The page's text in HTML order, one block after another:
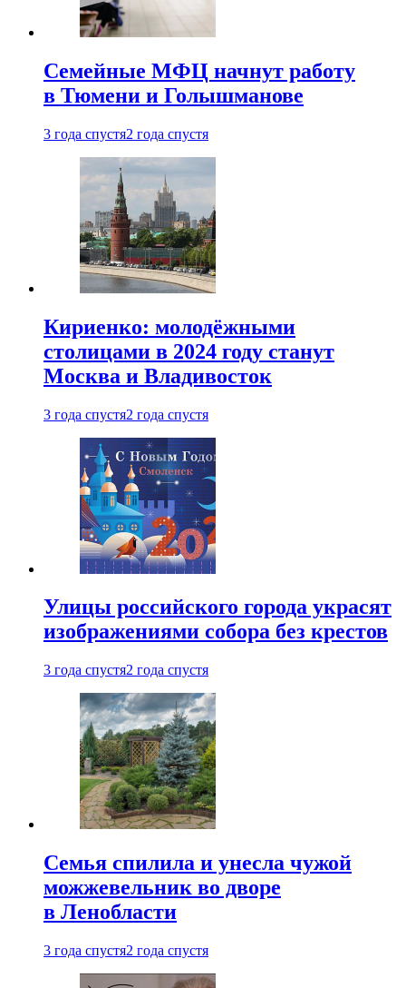
Семейные МФЦ начнут работу
в Тюмени и Голышманове
3 года спустя2 года спустя
Кириенко: молодёжными
столицами в 2024 году станут
Москва и Владивосток
3 года спустя2 года спустя
Улицы российского города украсят
изображениями собора без крестов
3 года спустя2 года спустя
Семья спилила и унесла чужой
можжевельник во дворе
в Ленобласти
3 года спустя2 года спустя